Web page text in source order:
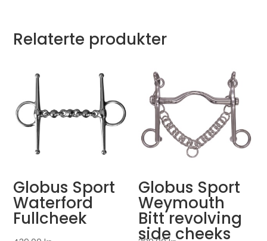
Relaterte produkter
Globus Sport
Waterford
Fullcheek
Globus Sport
Weymouth
Bitt revolving
side cheeks